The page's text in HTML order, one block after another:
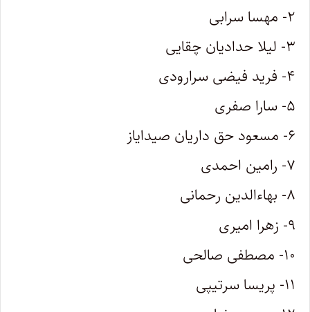
۲- مهسا سرابی
۳- لیلا حدادیان چقایی
۴- فرید فیضی سرارودی
۵- سارا صفری
۶- مسعود حق داریان صیدایاز
۷- رامین احمدی
۸- بهاءالدین رحمانی
۹- زهرا امیری
۱۰- مصطفی صالحی
۱۱- پریسا سرتیپی